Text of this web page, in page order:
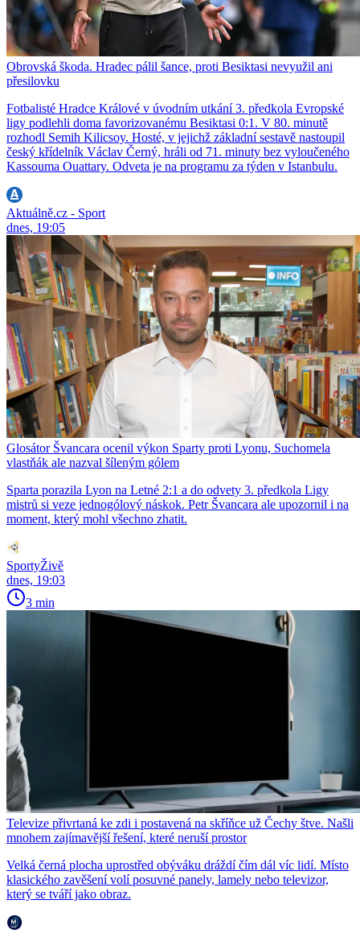
Obrovská škoda. Hradec pálil šance, proti Besiktasi nevyužil ani
přesilovku
Fotbalisté Hradce Králové v úvodním utkání 3. předkola Evropské
ligy podlehli doma favorizovanému Besiktasi 0:1. V 80. minutě
rozhodl Semih Kilicsoy. Hosté, v jejichž základní sestavě nastoupil
český křídelník Václav Černý, hráli od 71. minuty bez vyloučeného
Kassouma Ouattary. Odveta je na programu za týden v Istanbulu.
Aktuálně.cz - Sport
dnes, 19:05
Glosátor Švancara ocenil výkon Sparty proti Lyonu, Suchomela
vlastňák ale nazval šíleným gólem
Sparta porazila Lyon na Letné 2:1 a do odvety 3. předkola Ligy
mistrů si veze jednogólový náskok. Petr Švancara ale upozornil i na
moment, který mohl všechno zhatit.
SportyŽivě
dnes, 19:03
3 min
Televize přivrtaná ke zdi i postavená na skříňce už Čechy štve. Našli
mnohem zajímavější řešení, které neruší prostor
Velká černá plocha uprostřed obýváku dráždí čím dál víc lidí. Místo
klasického zavěšení volí posuvné panely, lamely nebo televizor,
který se tváří jako obraz.